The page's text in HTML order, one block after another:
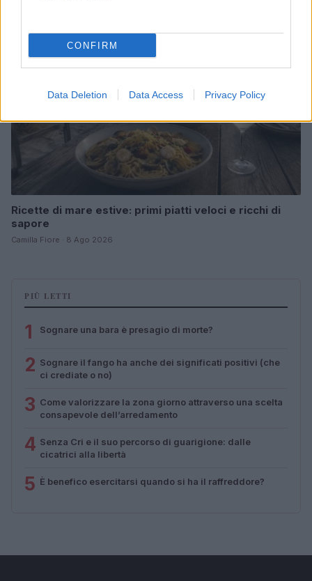
CONFIRM
Data Deletion Data Access Privacy Policy
Ricette di mare estive: primi piatti veloci e ricchi di
sapore
Camilla Fiore · 8 Ago 2026
PIÙ LETTI
1 Sognare una bara è presagio di morte?
2 Sognare il fango ha anche dei significati positivi (che
ci crediate o no)
3 Come valorizzare la zona giorno attraverso una scelta
consapevole dell’arredamento
4 Senza Cri e il suo percorso di guarigione: dalle
cicatrici alla libertà
5 È benefico esercitarsi quando si ha il raffreddore?